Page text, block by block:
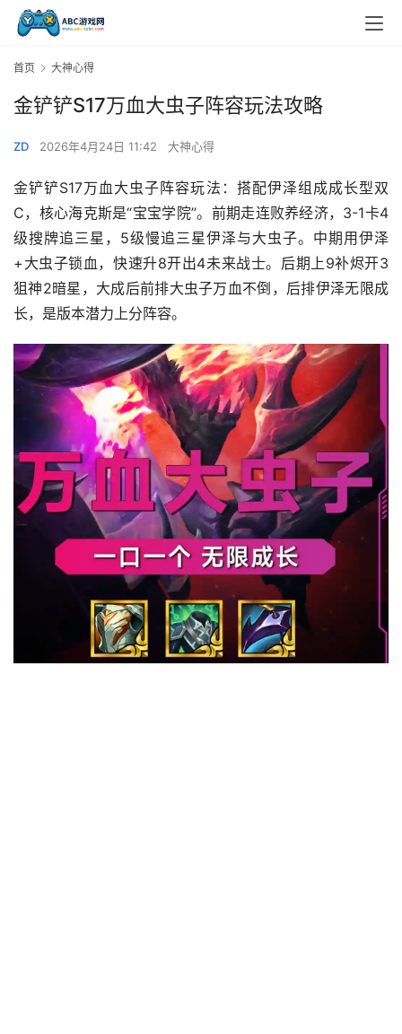
首页 大神心得
金铲铲S17万血大虫子阵容玩法攻略
ZD 2026年4月24日 11:42 大神心得
金铲铲S17万血大虫子阵容玩法：搭配伊泽组成成长型双
C，核心海克斯是“宝宝学院”。前期走连败养经济，3-1卡4
级搜牌追三星，5级慢追三星伊泽与大虫子。中期用伊泽
+大虫子锁血，快速升8开出4未来战士。后期上9补烬开3
狙神2暗星，大成后前排大虫子万血不倒，后排伊泽无限成
长，是版本潜力上分阵容。